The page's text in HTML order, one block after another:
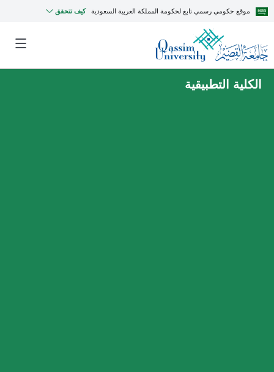
موقع حكومي رسمي تابع لحكومة المملكة العربية السعودية كيف تتحقق
الكلية التطبيقية